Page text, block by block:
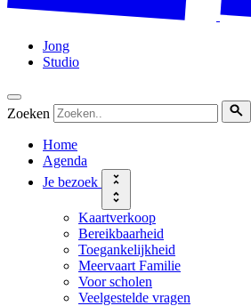
Jong
Studio
Zoeken
Home
Agenda
Je bezoek
Kaartverkoop
Bereikbaarheid
Toegankelijkheid
Meervaart Familie
Voor scholen
Veelgestelde vragen